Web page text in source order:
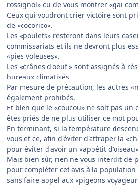
rossignol» ou de vous montrer «gai
Ceux qui voudront crier victoire sont
de «cocorico».
Les «poulets» resteront dans leurs
commissariats et ils ne devront plus
«pies voleuses».
Les «crânes d'oeuf » sont assignés à
bureaux climatisés.
Par mesure de précaution, les autres
également prohibés.
Et bien que le «coucou» ne soit pas un
êtes priés de ne plus utiliser ce mot
En terminant, si la température
vous et ce, afin d'éviter d'attraper la
pour éviter d'avoir un «appétit
Mais bien sûr, rien ne vous interdit de
pour compléter cet avis à la
sans faire appel aux «pigeons